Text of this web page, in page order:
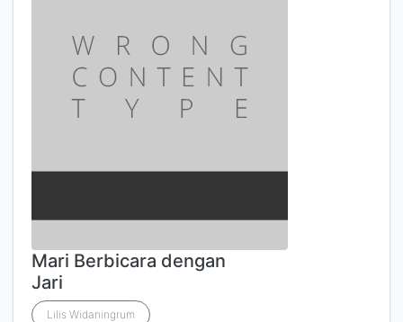
Mari Berbicara dengan
Jari
Lilis Widaningrum